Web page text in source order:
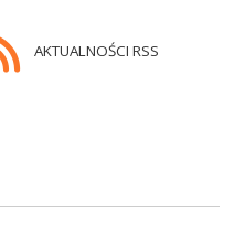
AKTUALNOŚCI RSS